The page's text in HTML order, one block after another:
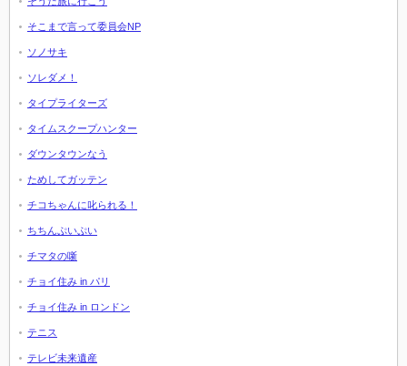
そこまで言って委員会NP
ソノサキ
ソレダメ！
タイプライターズ
タイムスクープハンター
ダウンタウンなう
ためしてガッテン
チコちゃんに叱られる！
ちちんぷいぷい
チマタの噺
チョイ住み in パリ
チョイ住み in ロンドン
テニス
テレビ未来遺産